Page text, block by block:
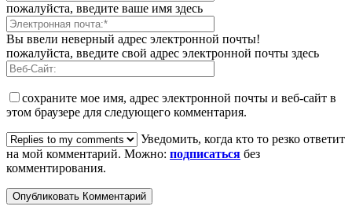
пожалуйста, введите ваше имя здесь
Вы ввели неверный адрес электронной почты!
пожалуйста, введите свой адрес электронной почты здесь
сохраните мое имя, адрес электронной почты и веб-сайт в
этом браузере для следующего комментария.
Уведомить, когда кто то резко ответит
на мой комментарий. Можно: подписаться без
комментирования.